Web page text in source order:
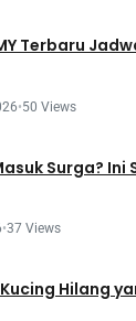
Terbaru
•50 Views
Surga? Ini
•37 Views
Hilang